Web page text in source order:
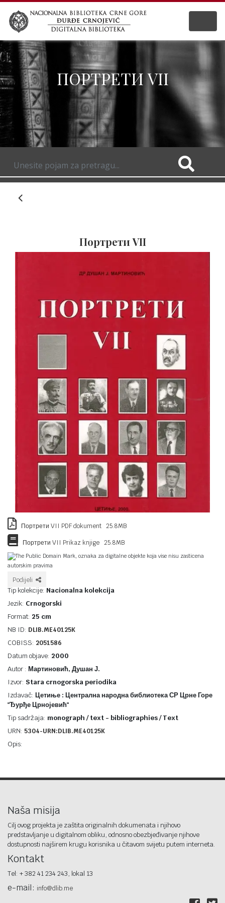
ПОРТРЕТИ VII
Портрети VII
Портрети VII PDF dokument 25.8MB
Портрети VII Prikaz knjige 25.8MB
The Public Domain Mark, oznaka za digitalne objekte koja vise nisu zasticena
autorskim pravima
Podijeli
Tip kolekcije: Nacionalna kolekcija
Jezik: Crnogorski
Format: 25 cm
NB ID: DLIB.ME40125K
COBISS: 2051586
Datum objave: 2000
Autor : Мартиновић, Душан Ј.
Izvor: Stara crnogorska periodika
Izdavač: Цетиње : Централна народна библиотека СР Црне Горе
"Ђурђе Црнојевић"
Tip sadržaja: monograph / text - bibliographies / Text
URN: 5304-URN:DLIB.ME40125K
Opis:
Naša misija
Cilj ovog projekta je zaštita originalnih dokumenata i njihovo
predstavljanje u digitalnom obliku, odnosno obezbjeđivanje njihove
dostupnosti najširem krugu korisnika u čitavom svijetu putem interneta.
Kontakt
Tel: + 382 41 234 243, lokal 13
e-mail: info@dlib.me